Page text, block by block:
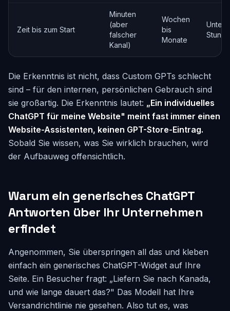
Zeit bis zum Start
Minuten
(aber
falscher
Kanal)
Wochen
bis
Monate
Unter
Stunde
Die Erkenntnis ist nicht, dass Custom GPTs schlecht
sind – für den internen, persönlichen Gebrauch sind
sie großartig. Die Erkenntnis lautet: „Ein individuelles
ChatGPT für meine Website" meint fast immer einen
Website-Assistenten, keinen GPT-Store-Eintrag.
Sobald Sie wissen, was Sie wirklich brauchen, wird
der Aufbauweg offensichtlich.
Warum ein generisches ChatGPT
Antworten über Ihr Unternehmen
erfindet
Angenommen, Sie überspringen all das und kleben
einfach ein generisches ChatGPT-Widget auf Ihre
Seite. Ein Besucher fragt: „Liefern Sie nach Kanada,
und wie lange dauert das?" Das Modell hat Ihre
Versandrichtlinie nie gesehen. Also tut es, was